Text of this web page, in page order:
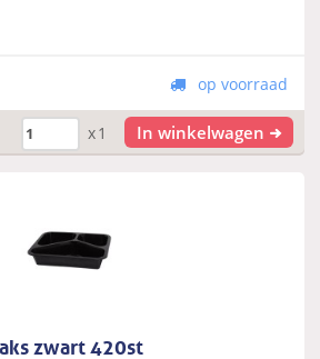
op voorraad
x1 In winkelwagen
zwart 420st